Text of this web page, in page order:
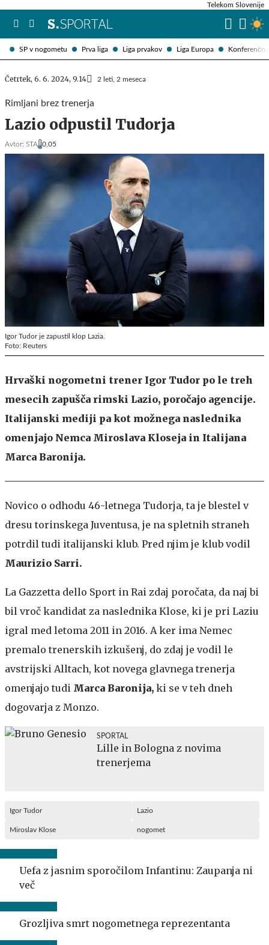
SP v nogometu Prva liga Liga prvakov Liga Europa
Telekom Slovenije
Četrtek, 6. 6. 2024, 9.14 2 leti, 2 meseca
Rimljani brez trenerja
Lazio odpustil Tudorja
Avtor: STA 0,05
Igor Tudor je zapustil klop Lazia.
Foto: Reuters
Hrvaški nogometni trener Igor Tudor po le treh
mesecih zapušča rimski Lazio, poročajo agencije.
Italijanski mediji pa kot možnega naslednika
omenjajo Nemca Miroslava Kloseja in Italijana
Marca Baronija.
Novico o odhodu 46-letnega Tudorja, ta je blestel v
dresu torinskega Juventusa, je na spletnih straneh
potrdil tudi italijanski klub. Pred njim je klub vodil
Maurizio Sarri.
La Gazzetta dello Sport in Rai zdaj poročata, da naj bi
bil vroč kandidat za naslednika Klose, ki je pri Laziu
igral med letoma 2011 in 2016. A ker ima Nemec
premalo trenerskih izkušenj, do zdaj je vodil le
avstrijski Alltach, kot novega glavnega trenerja
omenjajo tudi Marca Baronija, ki se v teh dneh
dogovarja z Monzo.
SPORTAL
Lille in Bologna z novima
trenerjema
Igor Tudor Lazio
Miroslav Klose nogomet
Uefa z jasnim sporočilom Infantinu: Zaupanja ni
več
Grozljiva smrt nogometnega reprezentanta